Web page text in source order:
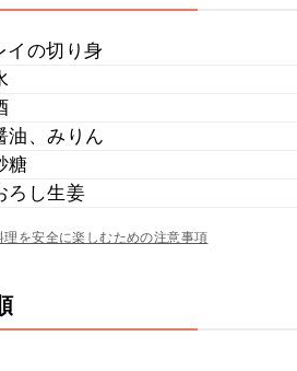
イの切り身
、みりん
糖
し生姜
理を安全に楽しむための注意事項